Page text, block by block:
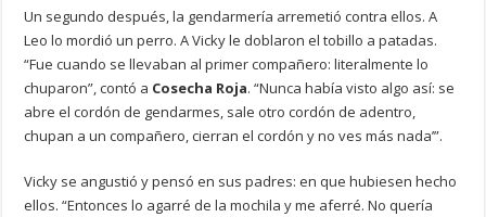
Un segundo después, la gendarmería arremetió contra ellos. A
Leo lo mordió un perro. A Vicky le doblaron el tobillo a patadas.
“Fue cuando se llevaban al primer compañero: literalmente lo
chuparon”, contó a Cosecha Roja. “Nunca había visto algo así: se
abre el cordón de gendarmes, sale otro cordón de adentro,
chupan a un compañero, cierran el cordón y no ves más nada’”.
Vicky se angustió y pensó en sus padres: en que hubiesen hecho
ellos. “Entonces lo agarré de la mochila y me aferré. No quería